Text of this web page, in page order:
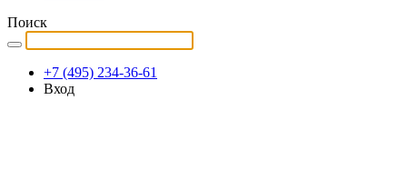
Поиск
+7 (495) 234-36-61
Вход